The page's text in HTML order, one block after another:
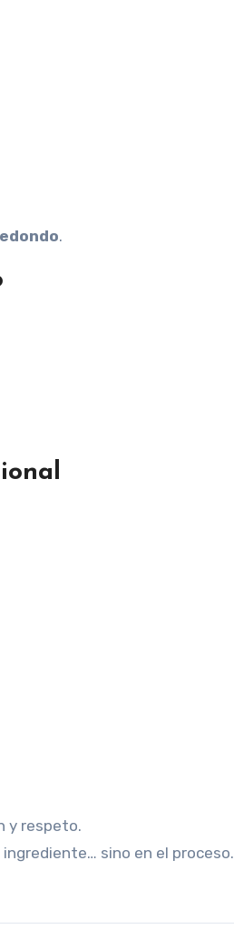
.
y respeto.
sino en el proceso.